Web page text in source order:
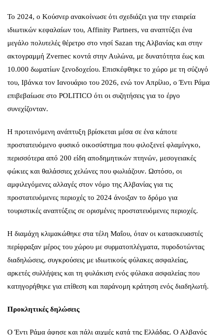
Το 2024, ο Κούσνερ ανακοίνωσε ότι σχεδιάζει για την εταιρεία
ιδιωτικών κεφαλαίων του, Affinity Partners, να αναπτύξει ένα
μεγάλο πολυτελές θέρετρο στο νησί Sazan της Αλβανίας και στην
ακτογραμμή Zvernec κοντά στην Αυλώνα, με δυνατότητα έως και
10.000 δωματίων ξενοδοχείου. Επισκέφθηκε το χώρο με τη σύζυγό
του, Ιβάνκα τον Ιανουάριο του 2026, ενώ τον Απρίλιο, ο Έντι Ράμα
επιβεβαίωσε στο POLITICO ότι οι συζητήσεις για το έργο
συνεχίζονταν.
Η προτεινόμενη ανάπτυξη βρίσκεται μέσα σε ένα κάποτε
προστατευόμενο φυσικό οικοσύστημα που φιλοξενεί φλαμίνγκο,
περισσότερα από 200 είδη αποδημητικών πτηνών, μεσογειακές
φώκιες και θαλάσσιες χελώνες που φωλιάζουν. Ωστόσο, οι
αμφιλεγόμενες αλλαγές στον νόμο της Αλβανίας για τις
προστατευόμενες περιοχές το 2024 άνοιξαν το δρόμο για
τουριστικές αναπτύξεις σε ορισμένες προστατευόμενες περιοχές.
Η διαμάχη κλιμακώθηκε στα τέλη Μαΐου, όταν οι κατασκευαστές
περίφραξαν μέρος του χώρου με συρματοπλέγματα, πυροδοτώντας
διαδηλώσεις, συγκρούσεις με ιδιωτικούς φύλακες ασφαλείας,
αρκετές συλλήψεις και τη φυλάκιση ενός φύλακα ασφαλείας που
κατηγορήθηκε για επίθεση και παράνομη κράτηση ενός διαδηλωτή.
Προκλητικές δηλώσεις
O Έντι Ράμα άφησε και πάλι αιχμές κατά της Ελλάδας. Ο Αλβανός